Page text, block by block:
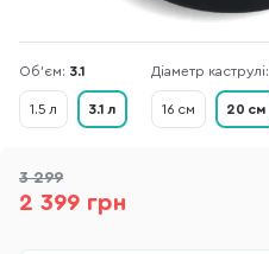
Об'єм: 3.1
1.5 л 3.1 л
Діаметр каструлі:
16 см 20 см
3 299
2 399 грн